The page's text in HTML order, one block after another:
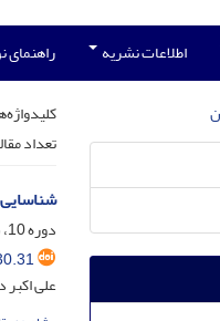
اطلاعات نشریه راهنمای
تعداد
دوره 10، شماره 30، خرداد 1400، صفحه
علی